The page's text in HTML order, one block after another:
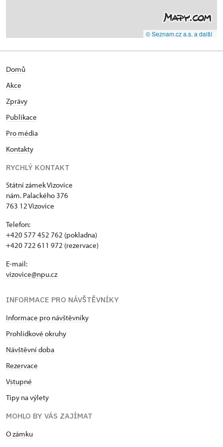
© Seznam.cz a.s. a další
Domů
Akce
Zprávy
Publikace
Pro média
Kontakty
RYCHLÝ KONTAKT
Státní zámek Vizovice
nám. Palackého 376
763 12 Vizovice
Telefon:
+420 577 452 762 (pokladna)
+420 722 611 972 (rezervace)
E-mail:
vizovice@npu.cz
INFORMACE PRO NÁVŠTĚVNÍKY
Informace pro návštěvníky
Prohlídkové okruhy
Návštěvní doba
Rezervace
Vstupné
Tipy na výlety
MOHLO BY VÁS ZAJÍMAT
O zámku